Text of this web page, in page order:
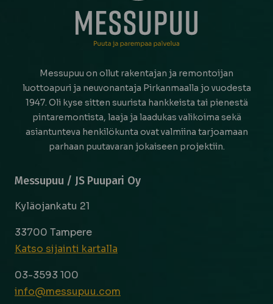
Messupuu on ollut rakentajan ja remontoijan
luottoapuri ja neuvonantaja Pirkanmaalla jo vuodesta
1947. Oli kyse sitten suurista hankkeista tai pienestä
pintaremontista, laaja ja laadukas valikoima sekä
asiantunteva henkilökunta ovat valmiina tarjoamaan
parhaan puutavaran jokaiseen projektiin.
Messupuu / JS Puupari Oy
Kyläojankatu 21
33700 Tampere
Katso sijainti kartalla
03-3593 100
info@messupuu.com